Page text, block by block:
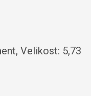
Velikost: 5,73